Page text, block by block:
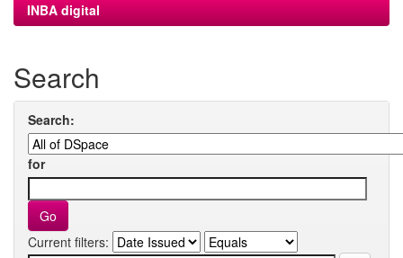
INBA digital
Search
Search:
for
Current filters: